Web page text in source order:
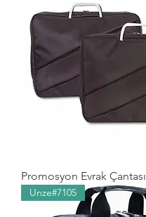
Promosyon Evrak Çantası
Unze#7105